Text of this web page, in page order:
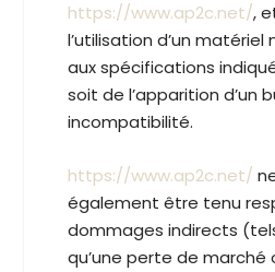
https://www.ap2c.net/,
l’utilisation d’un
aux spécifications
soit de l’apparition d’un
incompatibilité.
https://www.ap2c.net/
également être tenu
dommages indirects
qu’une perte de marché